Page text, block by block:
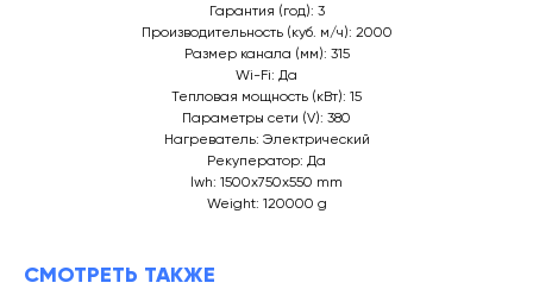
Гарантия (год): 3
Производительность (куб. м/ч): 2000
Размер канала (мм): 315
Wi-Fi: Да
Тепловая мощность (кВт): 15
Параметры сети (V): 380
Нагреватель: Электрический
Рекуператор: Да
lwh: 1500x750x550 mm
Weight: 120000 g
СМОТРЕТЬ ТАКЖЕ